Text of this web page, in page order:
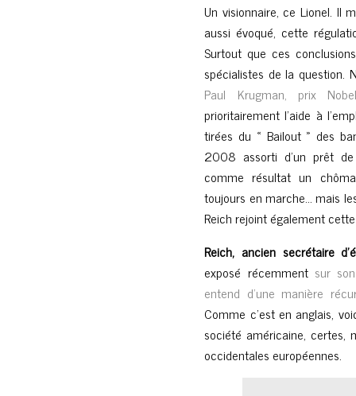
Un visionnaire, ce Lionel. Il
aussi évoqué, cette
Surtout que ces
spécialistes de la question.
Paul Krugman, prix
prioritairement l’aide à
tirées du « Bailout » des
2008 assorti d’un prêt
comme résultat un
toujours en marche… mais
Reich rejoint également
Reich, ancien secrétaire
exposé récemment sur
entend d’une manière
Comme c’est en anglais,
société américaine,
occidentales européennes.